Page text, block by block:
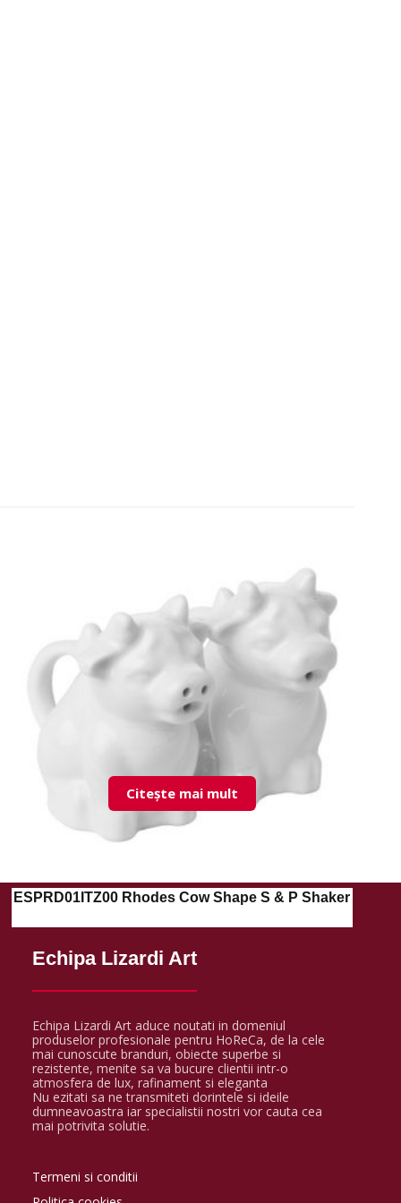
ESPRD01ITZ00 Rhodes Cow Shape S & P Shaker
Citește mai mult
Echipa Lizardi Art
Echipa Lizardi Art aduce noutati in domeniul
produselor profesionale pentru HoReCa, de la cele
mai cunoscute branduri, obiecte superbe si
rezistente, menite sa va bucure clientii intr-o
atmosfera de lux, rafinament si eleganta
Nu ezitati sa ne transmiteti dorintele si ideile
dumneavoastra iar specialistii nostri vor cauta cea
mai potrivita solutie.
Termeni si conditii